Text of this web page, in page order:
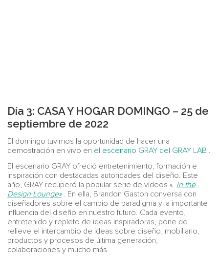
Día 3: CASA Y HOGAR DOMINGO – 25 de
septiembre de 2022
El domingo tuvimos la oportunidad de hacer una
demostración en vivo en el escenario GRAY del GRAY LAB .
El escenario GRAY ofreció entretenimiento, formación e
inspiración con destacadas autoridades del diseño. Este
año, GRAY recuperó la popular serie de vídeos « In the
Design Lounge». En ella, Brandon Gaston conversa con
diseñadores sobre el cambio de paradigma y la importante
influencia del diseño en nuestro futuro. Cada evento,
entretenido y repleto de ideas inspiradoras, pone de
relieve el intercambio de ideas sobre diseño, mobiliario,
productos y procesos de última generación,
colaboraciones y mucho más.